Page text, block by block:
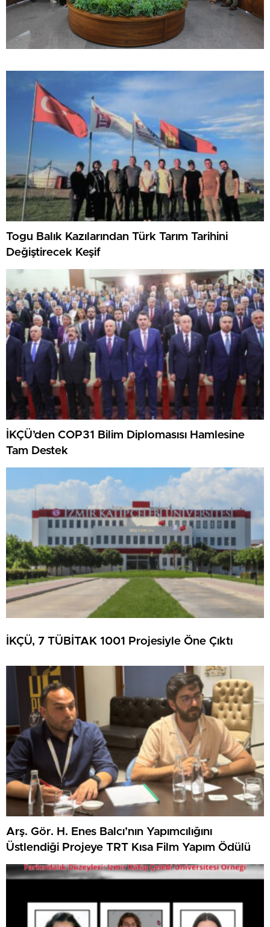
Togu Balık Kazılarından Türk Tarım Tarihini
Değiştirecek Keşif
İKÇÜ’den COP31 Bilim Diplomasısı Hamlesine
Tam Destek
İKÇÜ, 7 TÜBİTAK 1001 Projesiyle Öne Çıktı
Arş. Gör. H. Enes Balcı’nın Yapımcılığını
Üstlendiği Projeye TRT Kısa Film Yapım Ödülü